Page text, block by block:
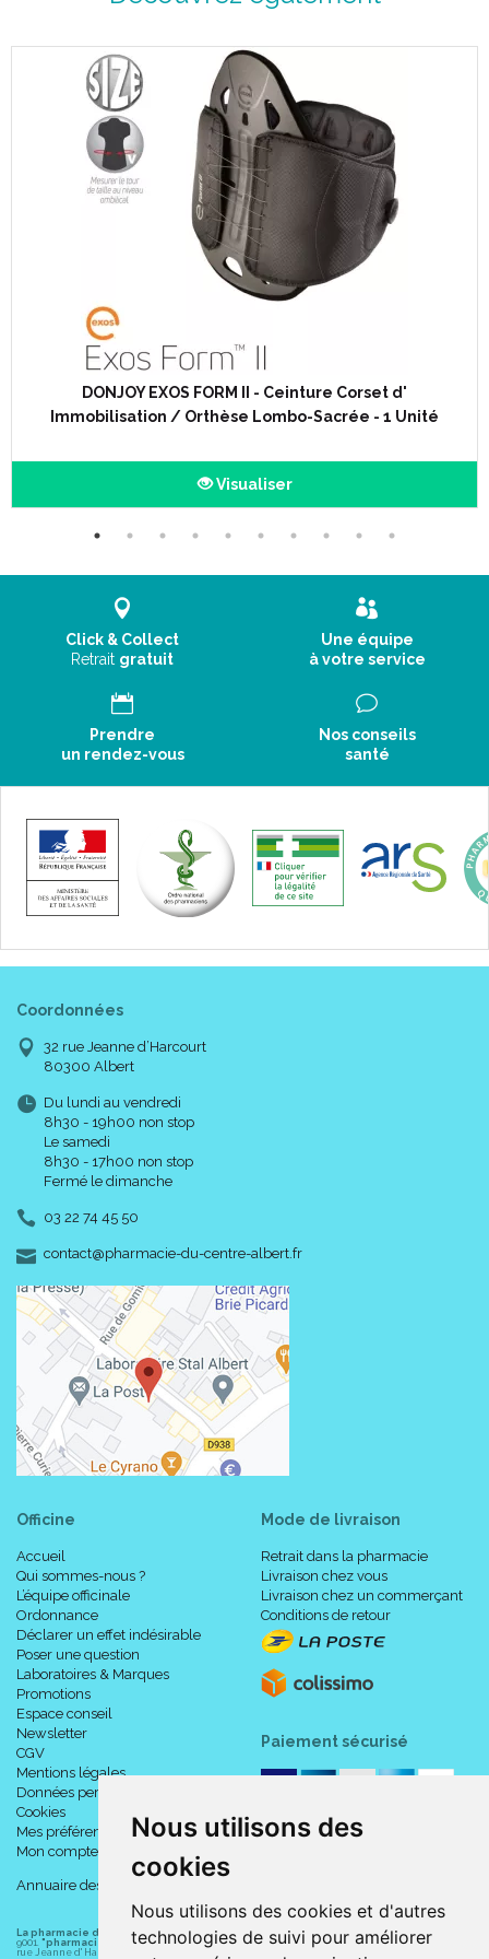
Nous utilisons des
cookies
Nous utilisons des cookies et d'autres
technologies de suivi pour améliorer
colonne vertébrale aura à subir de contraintes, plus un individu
Les causes graves avec lésions osseuses (compression
nerveuse par une hernie discale) sont heureusement les moins
fréquentes et il s’ agit le plus souvent d’ un dysfonctionnement
articulaire intervertébral avec une forte réaction musculaire. Par
ailleurs, certains mouvements répétitifs, certaines positions
professionnelles ou gestes domestiques favorisent l’ apparition
de la lombalgie.
Après le traitement médical antalgique et décontracturant de la
phase aiguë, la réadaptation lombaire comporte, outre l’
apprentissage des postures de protection lombaire et le
renforcement musculaire, l’ utilisation de ceintures lombaires ou
Les ceintures lombaires DonJoy sont utilisées en phase aiguë
afin de mettre en décompression la structure intervertébrale et
par conséquent, diminuer les pressions et les douleurs.
un contrôle postural et augmentant le niveau de conscience
(meilleure position au repos et à l’ effort).
qui permettent une adaptabilité optimale afin d’ allier confort et
efficacité. Les ceintures lombaires DonJoy assurent une bonne
stabilité et de conserver la tonicité musculaire dans le cadre du
traitement fonctionnel.
Caractéristiques communes des ceintures de
soutien lombaire DonJoy :
Indications :
Pathologies lombaires et/ou abdominales.
Lombalgie associée à une déficience / insuffisance
musculaire de la paroi / sangle abdominale temporaire
(post-partum) ou persistante (obésité morbide).
Eventration.
Chirurgie post-opératoire viscérale avec laparotomie,
Tétraplégie ou paraplégie haute.
Objectif Thérapeutique & Modes d’ Action :
Effet antalgique immédiat par la compression forte
Maintien proprioceptif permettant d’ éviter les attitudes
nocives et les récidives.
DONJOY EXOS FORM II - Ceinture Corset d'
Immobilisation / Orthèse Lombo-Sacrée - 1 Unité
Visualiser
Click & Collect
Retrait gratuit
Une équipe
à votre service
Prendre
un rendez-vous
Nos conseils
santé
Coordonnées
32 rue Jeanne d’Harcourt
80300 Albert
Du lundi au vendredi
8h30 - 19h00 non stop
Le samedi
8h30 - 17h00 non stop
Fermé le dimanche
03 22 74 45 50
contact-
@-
pharmacie-du-centre-albert.fr
Officine
Accueil
Qui sommes-nous ?
L’équipe officinale
Ordonnance
Déclarer un effet indésirable
Poser une question
Laboratoires & Marques
Promotions
Espace conseil
Newsletter
CGV
Mentions légales
Données personnelles
Cookies
Mes préférences Cookies
Mon compte
Annuaire des pharmacies
Mode de livraison
Retrait dans la pharmacie
Livraison chez vous
Livraison chez un commerçant
Conditions de retour
Paiement sécurisé
La pharmacie du centre à Albert (80300) est une pharmacie française certifiée ISO
9001. "pharmacie-du-centre-albert.fr "est le site internet de la pharmacie du centre
rue Jeanne d' Harcourt, 80300 Albert.